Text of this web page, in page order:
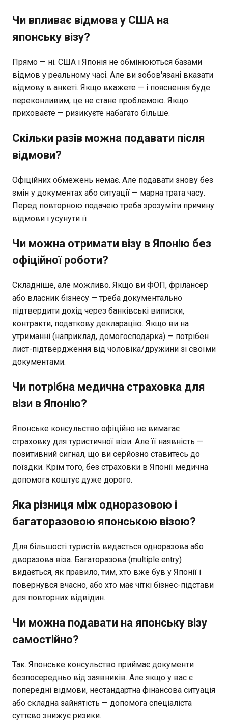
Чи впливає відмова у США на
японську візу?
Прямо — ні. США і Японія не обмінюються базами
відмов у реальному часі. Але ви зобов'язані вказати
відмову в анкеті. Якщо вкажете — і пояснення буде
переконливим, це не стане проблемою. Якщо
приховаєте — ризикуєте набагато більше.
Скільки разів можна подавати після
відмови?
Офіційних обмежень немає. Але подавати знову без
змін у документах або ситуації — марна трата часу.
Перед повторною подачею треба зрозуміти причину
відмови і усунути її.
Чи можна отримати візу в Японію без
офіційної роботи?
Складніше, але можливо. Якщо ви ФОП, фрілансер
або власник бізнесу — треба документально
підтвердити дохід через банківські виписки,
контракти, податкову декларацію. Якщо ви на
утриманні (наприклад, домогосподарка) — потрібен
лист-підтвердження від чоловіка/дружини зі своїми
документами.
Чи потрібна медична страховка для
візи в Японію?
Японське консульство офіційно не вимагає
страховку для туристичної візи. Але її наявність —
позитивний сигнал, що ви серйозно ставитесь до
поїздки. Крім того, без страховки в Японії медична
допомога коштує дуже дорого.
Яка різниця між одноразовою і
багаторазовою японською візою?
Для більшості туристів видається одноразова або
дворазова віза. Багаторазова (multiple entry)
видається, як правило, тим, хто вже був у Японії і
повернувся вчасно, або хто має чіткі бізнес-підстави
для повторних відвідин.
Чи можна подавати на японську візу
самостійно?
Так. Японське консульство приймає документи
безпосередньо від заявників. Але якщо у вас є
попередні відмови, нестандартна фінансова ситуація
або складна зайнятість — допомога спеціаліста
суттєво знижує ризики.